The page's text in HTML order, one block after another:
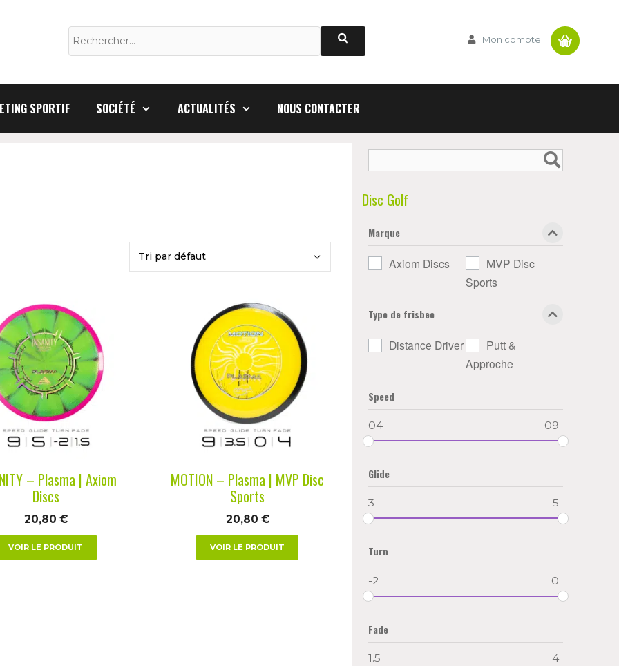
Rechercher : Mon compte Panier
SPORTIF SOCIÉTÉ ACTUALITÉS NOUS CONTACTER
– Plasma | Axiom
Discs
20,80 €
VOIR LE PRODUIT
MOTION – Plasma | MVP Disc
Sports
20,80 €
VOIR LE PRODUIT
produit
plusieurs
variations.
options
peuvent
sur
produit
Disc Golf
Marque
Axiom Discs
MVP Disc
Sports
Type de frisbee
Distance Driver
Putt &
Approche
Speed
04 09
Glide
3 5
Turn
-2 0
Fade
1.5 4